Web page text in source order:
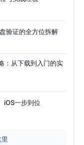
验证的全方位拆解
：从下载到入门的实
iOS一步到位